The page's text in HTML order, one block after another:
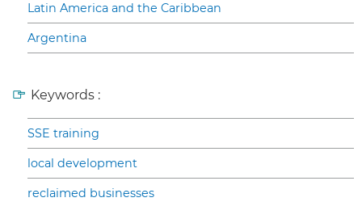
Latin America and the Caribbean
Argentina
Keywords :
SSE training
local development
reclaimed businesses